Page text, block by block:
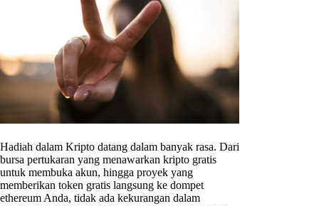
Hadiah dalam Kripto datang dalam banyak rasa. Dari
bursa pertukaran yang menawarkan kripto gratis
untuk membuka akun, hingga proyek yang
memberikan token gratis langsung ke dompet
ethereum Anda, tidak ada kekurangan dalam